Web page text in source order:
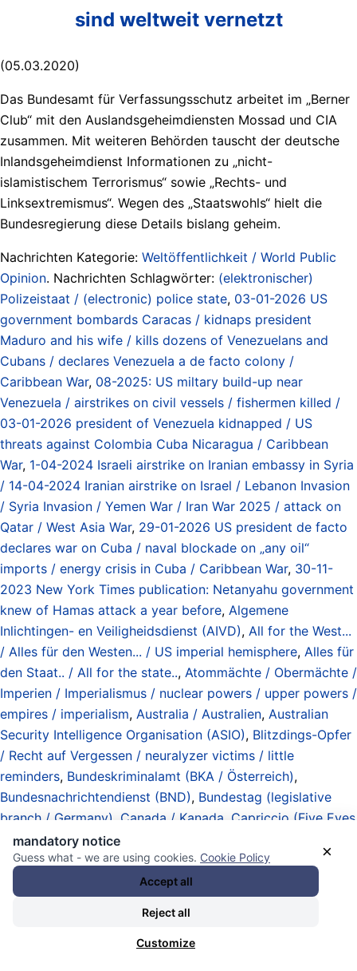
sind weltweit vernetzt
(05.03.2020)
Das Bundesamt für Verfassungsschutz arbeitet im „Berner
Club“ mit den Auslandsgeheimdiensten Mossad und CIA
zusammen. Mit weiteren Behörden tauscht der deutsche
Inlandsgeheimdienst Informationen zu „nicht-
islamistischem Terrorismus“ sowie „Rechts- und
Linksextremismus“. Wegen des „Staatswohls“ hielt die
Bundesregierung diese Details bislang geheim.
Nachrichten Kategorie: Weltöffentlichkeit / World Public
Opinion. Nachrichten Schlagwörter: (elektronischer)
Polizeistaat / (electronic) police state, 03-01-2026 US
government bombards Caracas / kidnaps president
Maduro and his wife / kills dozens of Venezuelans and
Cubans / declares Venezuela a de facto colony /
Caribbean War, 08-2025: US miltary build-up near
Venezuela / airstrikes on civil vessels / fishermen killed /
03-01-2026 president of Venezuela kidnapped / US
threats against Colombia Cuba Nicaragua / Caribbean
War, 1-04-2024 Israeli airstrike on Iranian embassy in Syria
/ 14-04-2024 Iranian airstrike on Israel / Lebanon Invasion
/ Syria Invasion / Yemen War / Iran War 2025 / attack on
Qatar / West Asia War, 29-01-2026 US president de facto
declares war on Cuba / naval blockade on „any oil“
imports / energy crisis in Cuba / Caribbean War, 30-11-
2023 New York Times publication: Netanyahu government
knew of Hamas attack a year before, Algemene
Inlichtingen- en Veiligheidsdienst (AIVD), All for the West...
/ Alles für den Westen... / US imperial hemisphere, Alles für
den Staat.. / All for the state.., Atommächte / Obermächte /
Imperien / Imperialismus / nuclear powers / upper powers /
empires / imperialism, Australia / Australien, Australian
Security Intelligence Organisation (ASIO), Blitzdings-Opfer
/ Recht auf Vergessen / neuralyzer victims / little
reminders, Bundeskriminalamt (BKA / Österreich),
Bundesnachrichtendienst (BND), Bundestag (legislative
branch / Germany) Canada / Kanada Capriccio (Five Eyes
spy network) ,Center for Strategic and International
Studies (CSIS),Central Intelligence Agency (CIA)
Club de
Berne / Berner Club / Counter Terrorism Group CTG /
Kilowatt (communication system) / spy network over
Europe / collaboration with Rogue States USA and Israel
Daten – Beschaffung / Speicherung /
×
mandatory notice
Guess what - we are using cookies. Cookie Policy
Accept all
Reject all
Customize